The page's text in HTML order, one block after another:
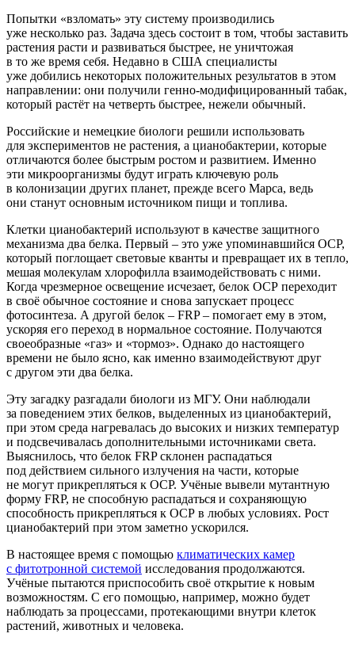
Попытки «взломать» эту систему производились
уже несколько раз. Задача здесь состоит в том, чтобы заставить
растения расти и развиваться быстрее, не уничтожая
в то же время себя. Недавно в США специалисты
уже добились некоторых положительных результатов в этом
направлении: они получили генно-модифицированный табак,
который растёт на четверть быстрее, нежели обычный.
Российские и немецкие биологи решили использовать
для экспериментов не растения, а цианобактерии, которые
отличаются более быстрым ростом и развитием. Именно
эти микроорганизмы будут играть ключевую роль
в колонизации других планет, прежде всего Марса, ведь
они станут основным источником пищи и топлива.
Клетки цианобактерий используют в качестве защитного
механизма два белка. Первый – это уже упоминавшийся ОСР,
который поглощает световые кванты и превращает их в тепло,
мешая молекулам хлорофилла взаимодействовать с ними.
Когда чрезмерное освещение исчезает, белок ОСР переходит
в своё обычное состояние и снова запускает процесс
фотосинтеза. А другой белок – FRP – помогает ему в этом,
ускоряя его переход в нормальное состояние. Получаются
своеобразные «газ» и «тормоз». Однако до настоящего
времени не было ясно, как именно взаимодействуют друг
с другом эти два белка.
Эту загадку разгадали биологи из МГУ. Они наблюдали
за поведением этих белков, выделенных из цианобактерий,
при этом среда нагревалась до высоких и низких температур
и подсвечивалась дополнительными источниками света.
Выяснилось, что белок FRP склонен распадаться
под действием сильного излучения на части, которые
не могут прикрепляться к ОСР. Учёные вывели мутантную
форму FRP, не способную распадаться и сохраняющую
способность прикрепляться к ОСР в любых условиях. Рост
цианобактерий при этом заметно ускорился.
В настоящее время с помощью климатических камер
с фитотронной системой исследования продолжаются.
Учёные пытаются приспособить своё открытие к новым
возможностям. С его помощью, например, можно будет
наблюдать за процессами, протекающими внутри клеток
растений, животных и человека.